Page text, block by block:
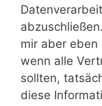
mir aber
wenn alle
sollten,
diese